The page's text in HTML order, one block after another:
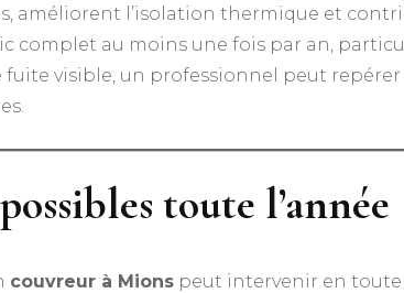
améliorent l’isolation thermique et
complet au moins une fois par an,
fuite visible, un professionnel peut
toute l’année
couvreur à Mions peut intervenir en toute